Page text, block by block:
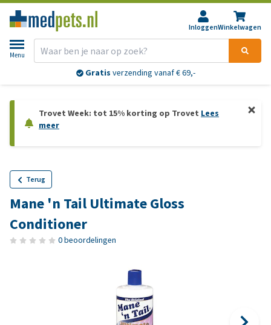
InloggenWinkelwagen
Menu
Gratis verzending vanaf € 69,-
Trovet Week: tot 15% korting op Trovet Lees
meer
Terug
Mane 'n Tail Ultimate Gloss
Conditioner
0 beoordelingen